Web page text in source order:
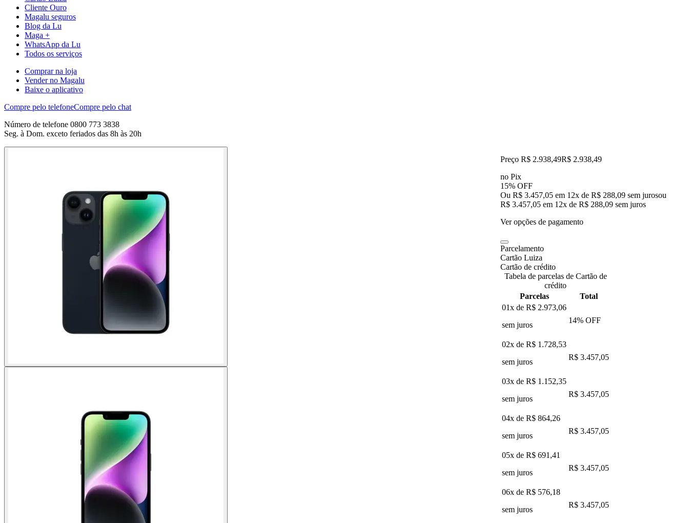
Cliente Ouro
Magalu seguros
Blog da Lu
Maga +
WhatsApp da Lu
Todos os serviços
Comprar na loja
Vender no Magalu
Baixe o aplicativo
Compre pelo telefoneCompre pelo chat
Número de telefone 0800 773 3838
Seg. à Dom. exceto feriados das 8h às 20h
Preço R$ 2.938,49R$ 2.938,49
no Pix
15% OFF
Ou R$ 3.457,05 em 12x de R$ 288,09 sem jurosou
R$ 3.457,05 em 12x de R$ 288,09 sem juros
Ver opções de pagamento
Parcelamento
Cartão Luiza
Cartão de crédito
Tabela de parcelas de Cartão de
crédito
Parcelas
Total
01x de R$ 2.973,06
sem juros
14% OFF
02x de R$ 1.728,53
sem juros
R$ 3.457,05
03x de R$ 1.152,35
sem juros
R$ 3.457,05
04x de R$ 864,26
sem juros
R$ 3.457,05
05x de R$ 691,41
sem juros
R$ 3.457,05
06x de R$ 576,18
sem juros
R$ 3.457,05